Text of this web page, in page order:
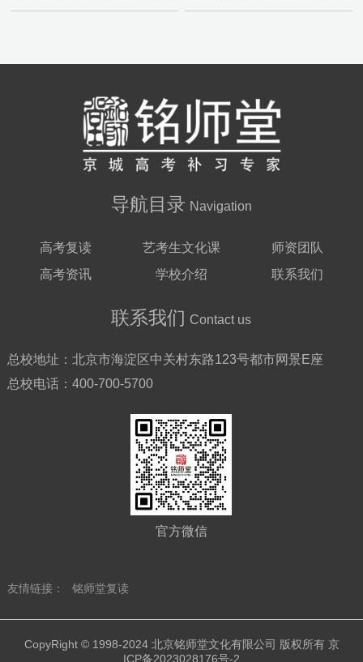
导航目录 Navigation
高考复读 艺考生文化课
师资团队
高考资讯
学校介绍 联系我们
联系我们 Contact us
总校地址： 北京市海淀区中关村东路123号都市网景E座
总校电话： 400-700-5700
官方微信
友情链接： 铭师堂复读
CopyRight © 1998-2024 北京铭师堂文化有限公司 版权所有 京
ICP备2023028176号-2